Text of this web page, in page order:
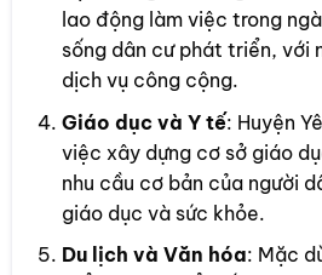
lao động làm việc trong
sống dân cư phát triển, với
dịch vụ công cộng.
Giáo dục và Y tế: Huyện
việc xây dựng cơ sở giáo
nhu cầu cơ bản của người
giáo dục và sức khỏe.
Du lịch và Văn hóa: Mặc